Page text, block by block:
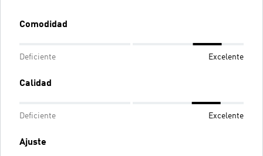
Comodidad
Deficiente Excelente
Calidad
Deficiente Excelente
Ajuste